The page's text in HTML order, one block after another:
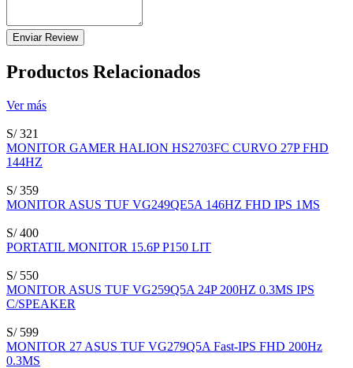
Enviar Review
Productos Relacionados
Ver más
S/ 321
MONITOR GAMER HALION HS2703FC CURVO 27P FHD
144HZ
S/ 359
MONITOR ASUS TUF VG249QE5A 146HZ FHD IPS 1MS
S/ 400
PORTATIL MONITOR 15.6P P150 LIT
S/ 550
MONITOR ASUS TUF VG259Q5A 24P 200HZ 0.3MS IPS
C/SPEAKER
S/ 599
MONITOR 27 ASUS TUF VG279Q5A Fast-IPS FHD 200Hz
0.3MS